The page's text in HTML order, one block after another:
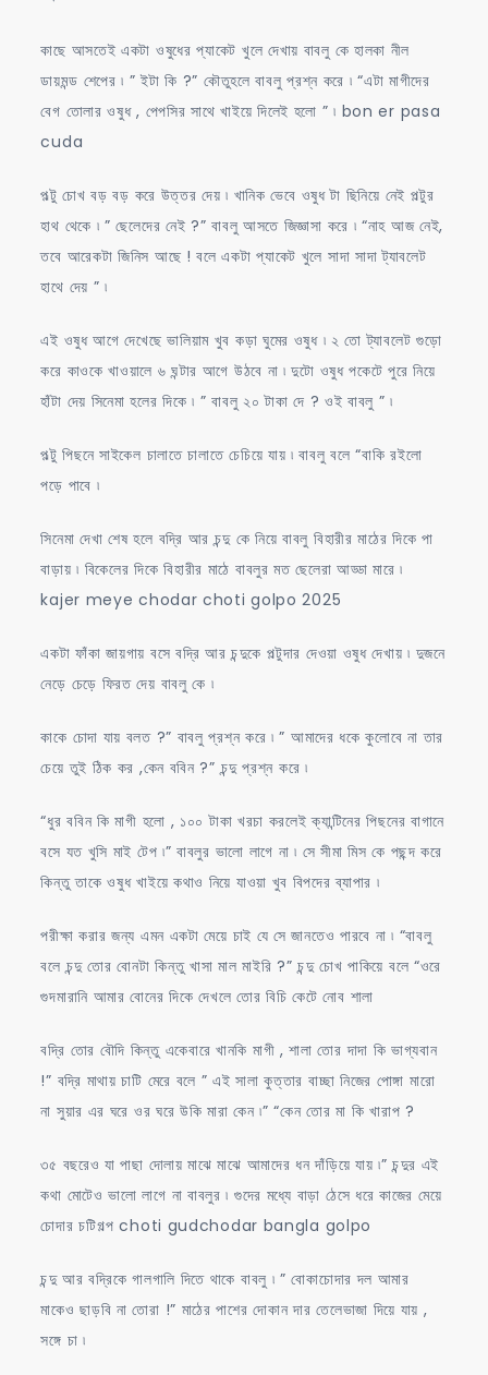
কাছে আসতেই একটা ওষুধের প্যাকেট খুলে দেখায় বাবলু কে হালকা নীল
ডায়মন্ড শেপের ৷ ” ইটা কি ?” কৌতুহলে বাবলু প্রশ্ন করে ৷ “এটা মাগীদের
বেগ তোলার ওষুধ , পেপসির সাথে খাইয়ে দিলেই হলো ” ৷ bon er pasa
cuda
পল্টু চোখ বড় বড় করে উত্তর দেয় ৷ খানিক ভেবে ওষুধ টা ছিনিয়ে নেই পল্টুর
হাথ থেকে ৷ ” ছেলেদের নেই ?” বাবলু আসতে জিজ্ঞাসা করে ৷ “নাহ আজ নেই,
তবে আরেকটা জিনিস আছে ! বলে একটা প্যাকেট খুলে সাদা সাদা ট্যাবলেট
হাথে দেয় ” ৷
এই ওষুধ আগে দেখেছে ভালিয়াম খুব কড়া ঘুমের ওষুধ ৷ ২ তো ট্যাবলেট গুড়ো
করে কাওকে খাওয়ালে ৬ ঘন্টার আগে উঠবে না ৷ দুটো ওষুধ পকেটে পুরে নিয়ে
হাঁটা দেয় সিনেমা হলের দিকে ৷ ” বাবলু ২০ টাকা দে ? ওই বাবলু ” ৷
পল্টু পিছনে সাইকেল চালাতে চালাতে চেচিয়ে যায় ৷ বাবলু বলে “বাকি রইলো
পড়ে পাবে ৷
সিনেমা দেখা শেষ হলে বদ্রি আর চন্দু কে নিয়ে বাবলু বিহারীর মাঠের দিকে পা
বাড়ায় ৷ বিকেলের দিকে বিহারীর মাঠে বাবলুর মত ছেলেরা আড্ডা মারে ৷
kajer meye chodar choti golpo 2025
একটা ফাঁকা জায়গায় বসে বদ্রি আর চন্দুকে পল্টুদার দেওয়া ওষুধ দেখায় ৷ দুজনে
নেড়ে চেড়ে ফিরত দেয় বাবলু কে ৷
কাকে চোদা যায় বলত ?” বাবলু প্রশ্ন করে ৷ ” আমাদের ধকে কুলোবে না তার
চেয়ে তুই ঠিক কর ,কেন ববিন ?” চন্দু প্রশ্ন করে ৷
“ধুর ববিন কি মাগী হলো , ১০০ টাকা খরচা করলেই ক্যান্টিনের পিছনের বাগানে
বসে যত খুসি মাই টেপ ৷” বাবলুর ভালো লাগে না ৷ সে সীমা মিস কে পছন্দ করে
কিন্তু তাকে ওষুধ খাইয়ে কথাও নিয়ে যাওয়া খুব বিপদের ব্যাপার ৷
পরীক্ষা করার জন্য এমন একটা মেয়ে চাই যে সে জানতেও পারবে না ৷ “বাবলু
বলে চন্দু তোর বোনটা কিন্তু খাসা মাল মাইরি ?” চন্দু চোখ পাকিয়ে বলে “ওরে
গুদমারানি আমার বোনের দিকে দেখলে তোর বিচি কেটে নোব শালা
বদ্রি তোর বৌদি কিন্তু একেবারে খানকি মাগী , শালা তোর দাদা কি ভাগ্যবান
!” বদ্রি মাথায় চাটি মেরে বলে ” এই সালা কুত্তার বাচ্ছা নিজের পোঙ্গা মারো
না সুয়ার এর ঘরে ওর ঘরে উকি মারা কেন ৷” “কেন তোর মা কি খারাপ ?
৩৫ বছরেও যা পাছা দোলায় মাঝে মাঝে আমাদের ধন দাঁড়িয়ে যায় ৷” চন্দুর এই
কথা মোটেও ভালো লাগে না বাবলুর ৷ গুদের মধ্যে বাড়া ঠেসে ধরে কাজের মেয়ে
চোদার চটিগল্প choti gudchodar bangla golpo
চন্দু আর বদ্রিকে গালগালি দিতে থাকে বাবলু ৷ ” বোকাচোদার দল আমার
মাকেও ছাড়বি না তোরা !” মাঠের পাশের দোকান দার তেলেভাজা দিয়ে যায় ,
সঙ্গে চা ৷